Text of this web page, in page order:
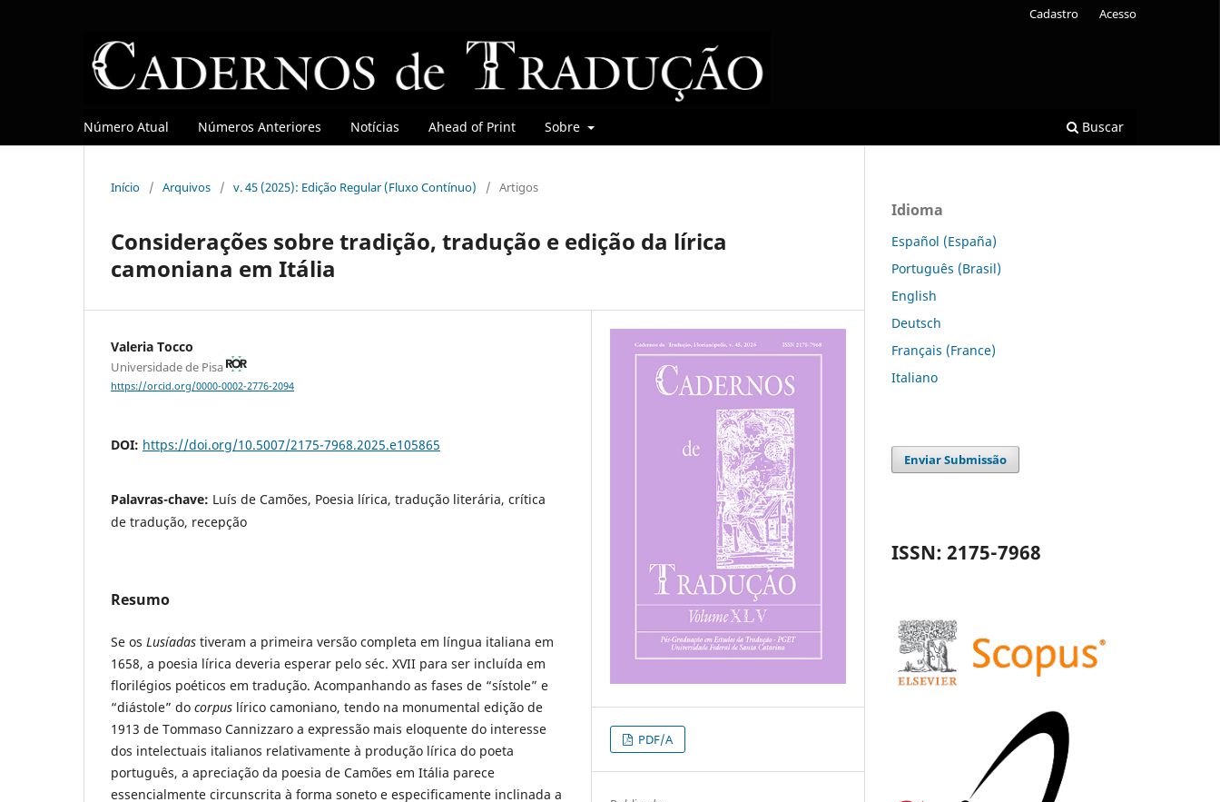
Número Atual Números Anteriores Notícias Ahead of Print Sobre Buscar
Cadastro Acesso
Início / Arquivos / v. 45 (2025): Edição Regular (Fluxo Contínuo) / Artigos
Considerações sobre tradição, tradução e edição da lírica
camoniana em Itália
Valeria Tocco
Universidade de Pisa
https://orcid.org/0000-0002-2776-2094
DOI: https://doi.org/10.5007/2175-7968.2025.e105865
Palavras-chave: Luís de Camões, Poesia lírica, tradução literária, crítica
de tradução, recepção
Resumo
Se os Lusíadas tiveram a primeira versão completa em língua italiana em
1658, a poesia lírica deveria esperar pelo séc. XVII para ser incluída em
florilégios poéticos em tradução. Acompanhando as fases de “sístole” e
“diástole” do corpus lírico camoniano, tendo na monumental edição de
1913 de Tommaso Cannizzaro a expressão mais eloquente do interesse
dos intelectuais italianos relativamente à produção lírica do poeta
português, a apreciação da poesia de Camões em Itália parece
essencialmente circunscrita à forma soneto e especificamente inclinada a
PDF/A
Idioma
Español (España)
Português (Brasil)
English
Deutsch
Français (France)
Italiano
Enviar Submissão
ISSN: 2175-7968